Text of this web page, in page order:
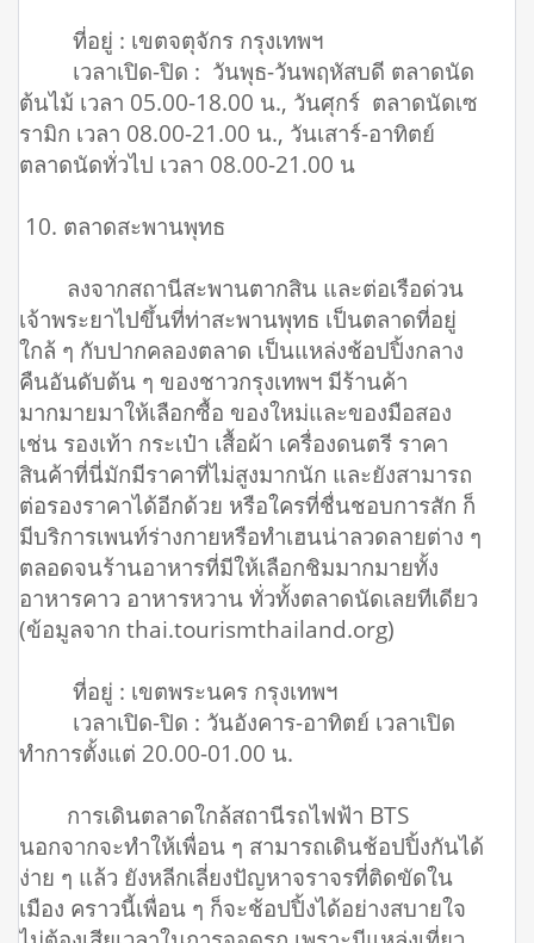
ที่อยู่ : เขตจตุจักร กรุงเทพฯ
เวลาเปิด-ปิด : วันพุธ-วันพฤหัสบดี ตลาดนัด
ต้นไม้ เวลา 05.00-18.00 น., วันศุกร์ ตลาดนัดเซ
รามิก เวลา 08.00-21.00 น., วันเสาร์-อาทิตย์
ตลาดนัดทั่วไป เวลา 08.00-21.00 น
10. ตลาดสะพานพุทธ
ลงจากสถานีสะพานตากสิน และต่อเรือด่วน
เจ้าพระยาไปขึ้นที่ท่าสะพานพุทธ เป็นตลาดที่อยู่
ใกล้ ๆ กับปากคลองตลาด เป็นแหล่งช้อปปิ้งกลาง
คืนอันดับต้น ๆ ของชาวกรุงเทพฯ มีร้านค้า
มากมายมาให้เลือกซื้อ ของใหม่และของมือสอง
เช่น รองเท้า กระเป๋า เสื้อผ้า เครื่องดนตรี ราคา
สินค้าที่นี่มักมีราคาที่ไม่สูงมากนัก และยังสามารถ
ต่อรองราคาได้อีกด้วย หรือใครที่ชื่นชอบการสัก ก็
มีบริการเพนท์ร่างกายหรือทำเฮนน่าลวดลายต่าง ๆ
ตลอดจนร้านอาหารที่มีให้เลือกชิมมากมายทั้ง
อาหารคาว อาหารหวาน ทั่วทั้งตลาดนัดเลยทีเดียว
(ข้อมูลจาก thai.tourismthailand.org)
ที่อยู่ : เขตพระนคร กรุงเทพฯ
เวลาเปิด-ปิด : วันอังคาร-อาทิตย์ เวลาเปิด
ทำการตั้งแต่ 20.00-01.00 น.
การเดินตลาดใกล้สถานีรถไฟฟ้า BTS
นอกจากจะทำให้เพื่อน ๆ สามารถเดินช้อปปิ้งกันได้
ง่าย ๆ แล้ว ยังหลีกเลี่ยงปัญหาจราจรที่ติดขัดใน
เมือง คราวนี้เพื่อน ๆ ก็จะช้อปปิ้งได้อย่างสบายใจ